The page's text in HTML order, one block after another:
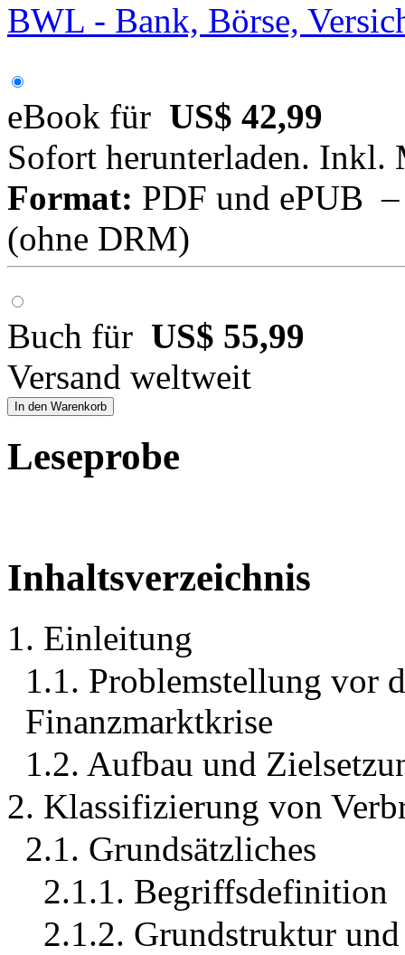
BWL - Bank, Börse,
eBook für US$ 42,99
Sofort herunterladen. Inkl.
Format: PDF und ePUB
(ohne DRM)
Buch für US$ 55,99
Versand weltweit
In den Warenkorb
Leseprobe
Inhaltsverzeichnis
1. Einleitung
1.1. Problemstellung vor
Finanzmarktkrise
1.2. Aufbau und
2. Klassifizierung von
2.1. Grundsätzliches
2.1.1. Begriffsdefinition
2.1.2. Grundstruktur